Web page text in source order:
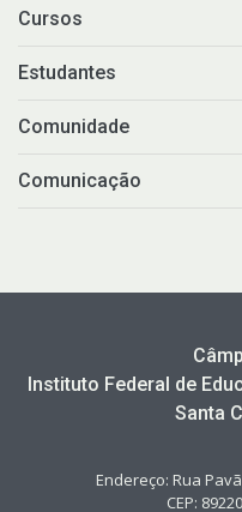
Cursos
Estudantes
Comunidade
Comunicação
Instituto Federal de
Santa
Endereço: Rua
CEP: